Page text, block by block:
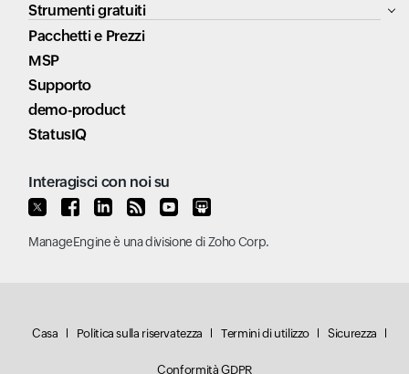
Strumenti gratuiti
Pacchetti e Prezzi
MSP
Supporto
demo-product
StatusIQ
Interagisci con noi su
ManageEngineè una divisione diZoho Corp.
Casa Politica sulla riservatezza Termini di utilizzo Sicurezza
Conformità GDPR